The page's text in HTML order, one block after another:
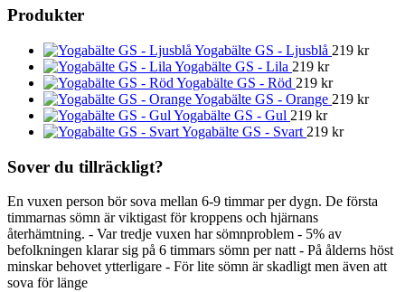
Produkter
Yogabälte GS - Ljusblå 219 kr
Yogabälte GS - Lila 219 kr
Yogabälte GS - Röd 219 kr
Yogabälte GS - Orange 219 kr
Yogabälte GS - Gul 219 kr
Yogabälte GS - Svart 219 kr
Sover du tillräckligt?
En vuxen person bör sova mellan 6-9 timmar per dygn. De första
timmarnas sömn är viktigast för kroppens och hjärnans
återhämtning. - Var tredje vuxen har sömnproblem - 5% av
befolkningen klarar sig på 6 timmars sömn per natt - På ålderns höst
minskar behovet ytterligare - För lite sömn är skadligt men även att
sova för länge